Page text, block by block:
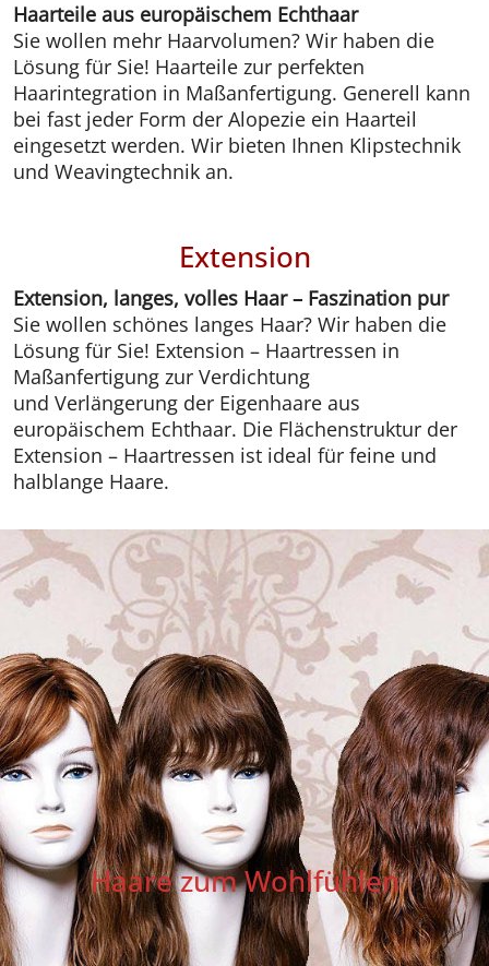
Haarteile aus europäischem Echthaar
Sie wollen mehr Haarvolumen? Wir haben die
Lösung für Sie! Haarteile zur perfekten
Haarintegration in Maßanfertigung. Generell kann
bei fast jeder Form der Alopezie ein Haarteil
eingesetzt werden. Wir bieten Ihnen Klipstechnik
und Weavingtechnik an.
Extension
Extension, langes, volles Haar – Faszination pur
Sie wollen schönes langes Haar? Wir haben die
Lösung für Sie! Extension – Haartressen in
Maßanfertigung zur Verdichtung
und Verlängerung der Eigenhaare aus
europäischem Echthaar. Die Flächenstruktur der
Extension – Haartressen ist ideal für feine und
halblange Haare.
Haare zum Wohlfühlen